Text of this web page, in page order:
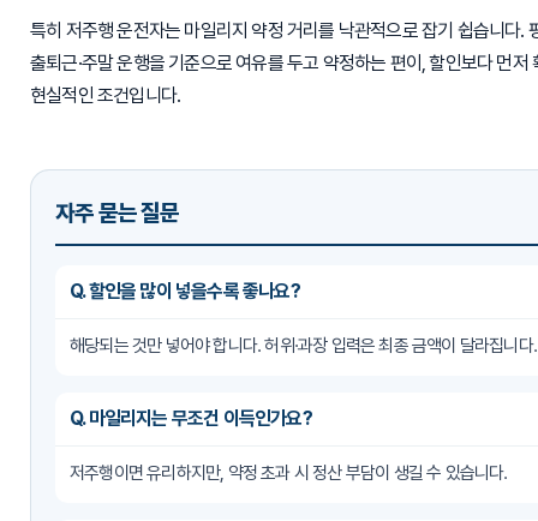
특히 저주행 운전자는 마일리지 약정 거리를 낙관적으로 잡기 쉽습니다.
출퇴근·주말 운행을 기준으로 여유를 두고 약정하는 편이, 할인보다 먼저
현실적인 조건입니다.
자주 묻는 질문
Q. 할인을 많이 넣을수록 좋나요?
해당되는 것만 넣어야 합니다. 허위·과장 입력은 최종 금액이 달라집니다.
Q. 마일리지는 무조건 이득인가요?
저주행이면 유리하지만, 약정 초과 시 정산 부담이 생길 수 있습니다.